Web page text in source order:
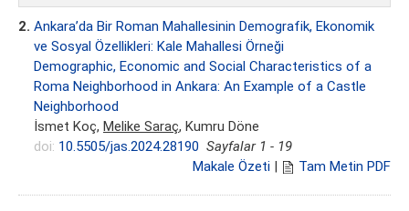
2. Ankara’da Bir Roman Mahallesinin Demografik, Ekonomik
ve Sosyal Özellikleri: Kale Mahallesi Örneği
Demographic, Economic and Social Characteristics of a
Roma Neighborhood in Ankara: An Example of a Castle
Neighborhood
İsmet Koç, Melike Saraç, Kumru Döne
doi: 10.5505/jas.2024.28190 Sayfalar 1 - 19
Makale Özeti | Tam Metin PDF